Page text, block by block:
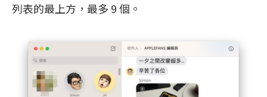
列表的最上方，最多 9 個。